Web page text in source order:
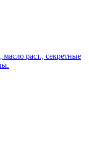
раст., секретные